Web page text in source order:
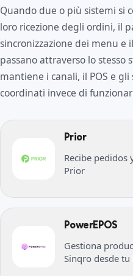
Quando due o più sistemi si
loro ricezione degli ordini, il
sincronizzazione dei menu e
passano attraverso lo stesso
mantiene i canali, il POS e
coordinati invece di
Prior
Recibe pedidos
Prior
PowerEPOS
Gestiona
Sinqro desde tu